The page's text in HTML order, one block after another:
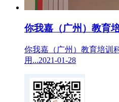
你我嘉（广州）教育
你我嘉（广州）教育培训
用...2021-01-28